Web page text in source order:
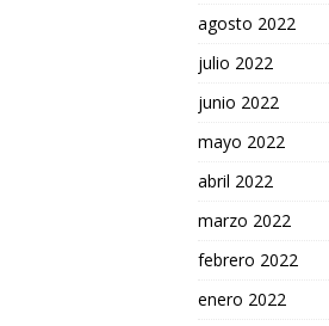
agosto 2022
julio 2022
junio 2022
mayo 2022
abril 2022
marzo 2022
febrero 2022
enero 2022